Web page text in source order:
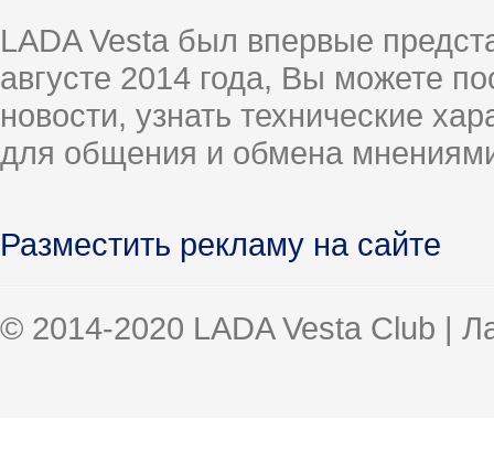
LADA Vesta был впервые
августе 2014 года, Вы можете
новости, узнать технические
для общения и обмена
Разместить рекламу на сайте
© 2014-2020 LADA Vesta Club |